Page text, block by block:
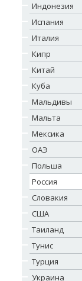
Индонезия
Испания
Италия
Кипр
Китай
Куба
Мальдивы
Мальта
Мексика
ОАЭ
Польша
Россия
Словакия
США
Таиланд
Тунис
Турция
Украина